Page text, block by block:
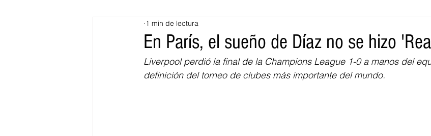
Atlántico
Bloggeros Hermanos Mayores Economía RAP CARIBE Política
En París, el sueño de Díaz no se hizo
1 min de lectura
Liverpool perdió la final de la Champions League 1-0 a manos del
definición del torneo de clubes más importante del mundo.